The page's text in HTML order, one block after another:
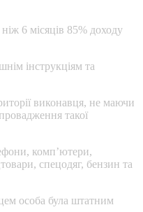
6 місяців 85% доходу
інструкціям та
виконавця, не маючи
такої
комп’ютери,
спецодяг, бензин та
особа була штатним